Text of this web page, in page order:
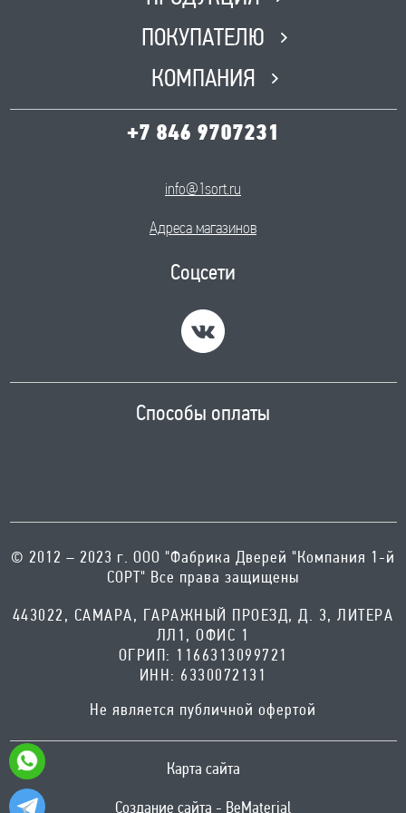
ПОКУПАТЕЛЮ
КОМПАНИЯ
+7 846 9707231
info@1sort.ru
Адреса магазинов
Соцсети
Способы оплаты
© 2012 – 2023 г. ООО "Фабрика Дверей "Компания 1-й
СОРТ" Все права защищены
443022, САМАРА, ГАРАЖНЫЙ ПРОЕЗД, Д. 3, ЛИТЕРА
ЛЛ1, ОФИС 1
ОГРИП: 1166313099721
ИНН: 6330072131
Не является публичной офертой
Карта сайта
Создание сайта - BeMaterial